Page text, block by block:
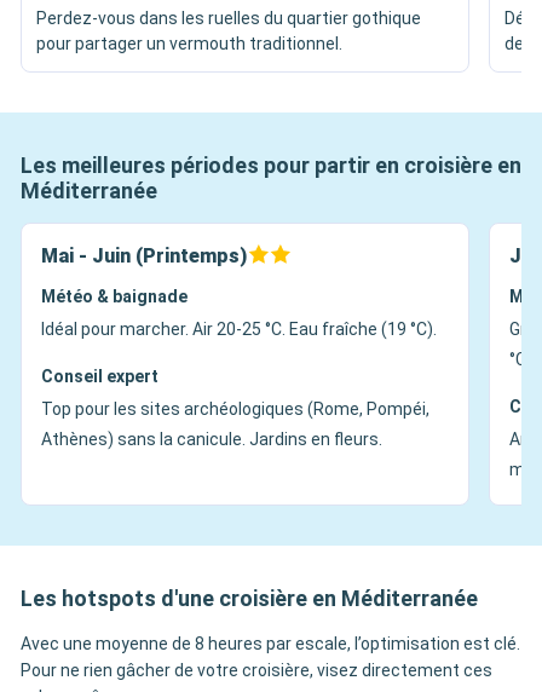
Perdez-vous dans les ruelles du quartier gothique
pour partager un vermouth traditionnel.
de
Les meilleures périodes pour partir en croisière en
Méditerranée
Mai - Juin (Printemps)
Météo & baignade
Idéal pour marcher. Air 20-25 °C. Eau fraîche (19 °C).
Conseil expert
Top pour les sites archéologiques (Rome, Pompéi,
Athènes) sans la canicule. Jardins en fleurs.
Les hotspots d'une croisière en Méditerranée
Avec une moyenne de 8 heures par escale, l’optimisation est clé.
Pour ne rien gâcher de votre croisière, visez directement ces